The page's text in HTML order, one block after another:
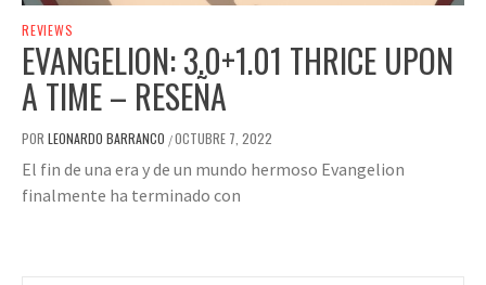
REVIEWS
EVANGELION: 3.0+1.01 THRICE UPON
A TIME – RESEÑA
POR LEONARDO BARRANCO /OCTUBRE 7, 2022
El fin de una era y de un mundo hermoso Evangelion
finalmente ha terminado con